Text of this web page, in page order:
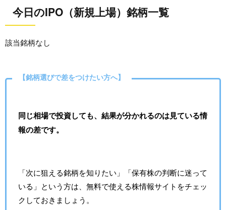
今日のIPO（新規上場）銘柄一覧
該当銘柄なし
【銘柄選びで差をつけたい方へ】
同じ相場で投資しても、結果が分かれるのは見ている情
報の差です。
「次に狙える銘柄を知りたい」「保有株の判断に迷って
いる」という方は、無料で使える株情報サイトをチェッ
クしておきましょう。